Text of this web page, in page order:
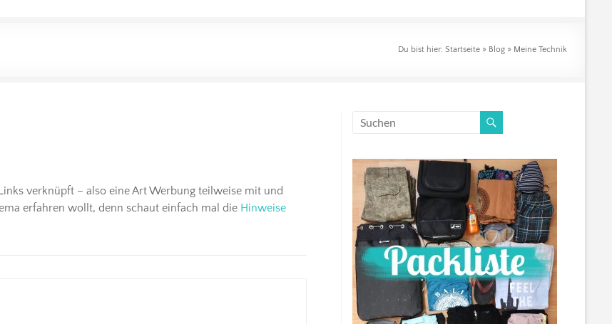
Du bist hier: Startseite » Blog » Meine Technik
verknüpft – also eine Art Werbung teilweise mit und
erfahren wollt, denn schaut einfach mal die Hinweise